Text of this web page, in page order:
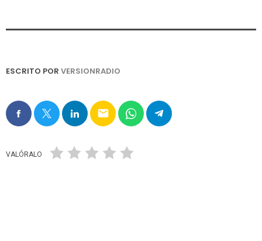
ESCRITO POR VERSIONRADIO
email
VALÓRALO